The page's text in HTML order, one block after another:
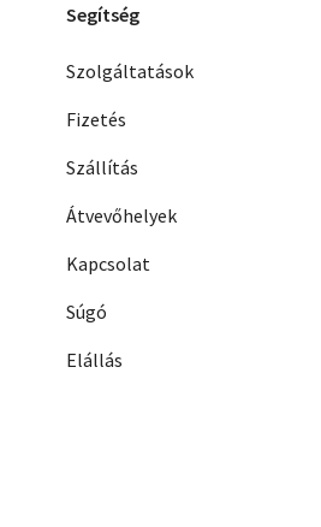
Segítség
Szolgáltatások
Fizetés
Szállítás
Átvevőhelyek
Kapcsolat
Súgó
Elállás